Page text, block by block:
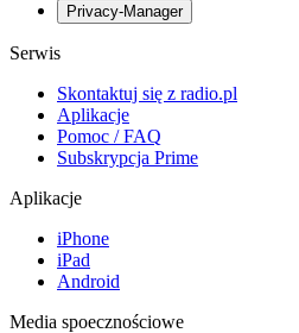
Privacy-Manager
Serwis
Skontaktuj się z radio.pl
Aplikacje
Pomoc / FAQ
Subskrypcja Prime
Aplikacje
iPhone
iPad
Android
Media spoecznościowe